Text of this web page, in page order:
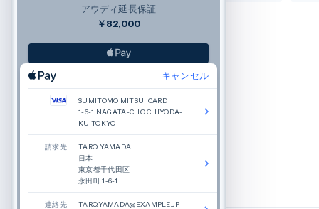
Glossier は美への新しい
っています。
アウディ延長保証
￥82,000
キャンセル
SUMITOMO MITSUI CARD
1-6-1 NAGATA-CHO CHIYODA-
KU TOKYO
請求先
TARO YAMADA
日本
東京都千代田区
永田町 1-6-1
連絡先
TARO.YAMADA@EXAMPLE.JP